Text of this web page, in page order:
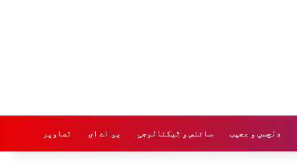
دلچسپ و عجیب سائنس و ٹیکنالوجی یو اے ای تصاویر